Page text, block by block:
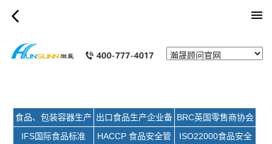
食品、包装容器生产
许可证
出口食品生产企业备
案
BRC英国零售商协会
食品标准技术认证
IFS国际食品标准
HACCP 食品安全管
ISO22000食品安全